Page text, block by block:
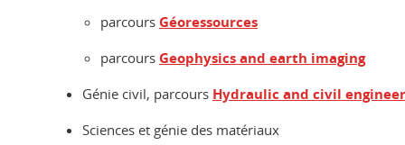
parcours Géoressources
parcours Geophysics and earth imaging
Génie civil, parcours Hydraulic and civil
Sciences et génie des matériaux